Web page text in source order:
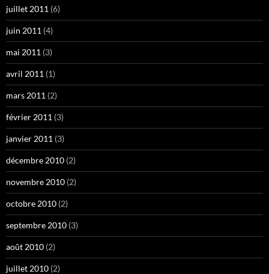
juillet 2011 (6)
juin 2011 (4)
mai 2011 (3)
avril 2011 (1)
mars 2011 (2)
février 2011 (3)
janvier 2011 (3)
décembre 2010 (2)
novembre 2010 (2)
octobre 2010 (2)
septembre 2010 (3)
août 2010 (2)
juillet 2010 (2)